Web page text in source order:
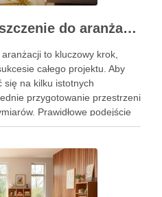
Jak mierzyć pomieszczenie do aranżacji, by uniknąć błędów i zapewnić funkcjonalność wnętrza
to kluczowy krok,
całego projektu. Aby
się na kilku istotnych
przygotowanie przestrzeni
Prawidłowe podejście
ale także pomoże w